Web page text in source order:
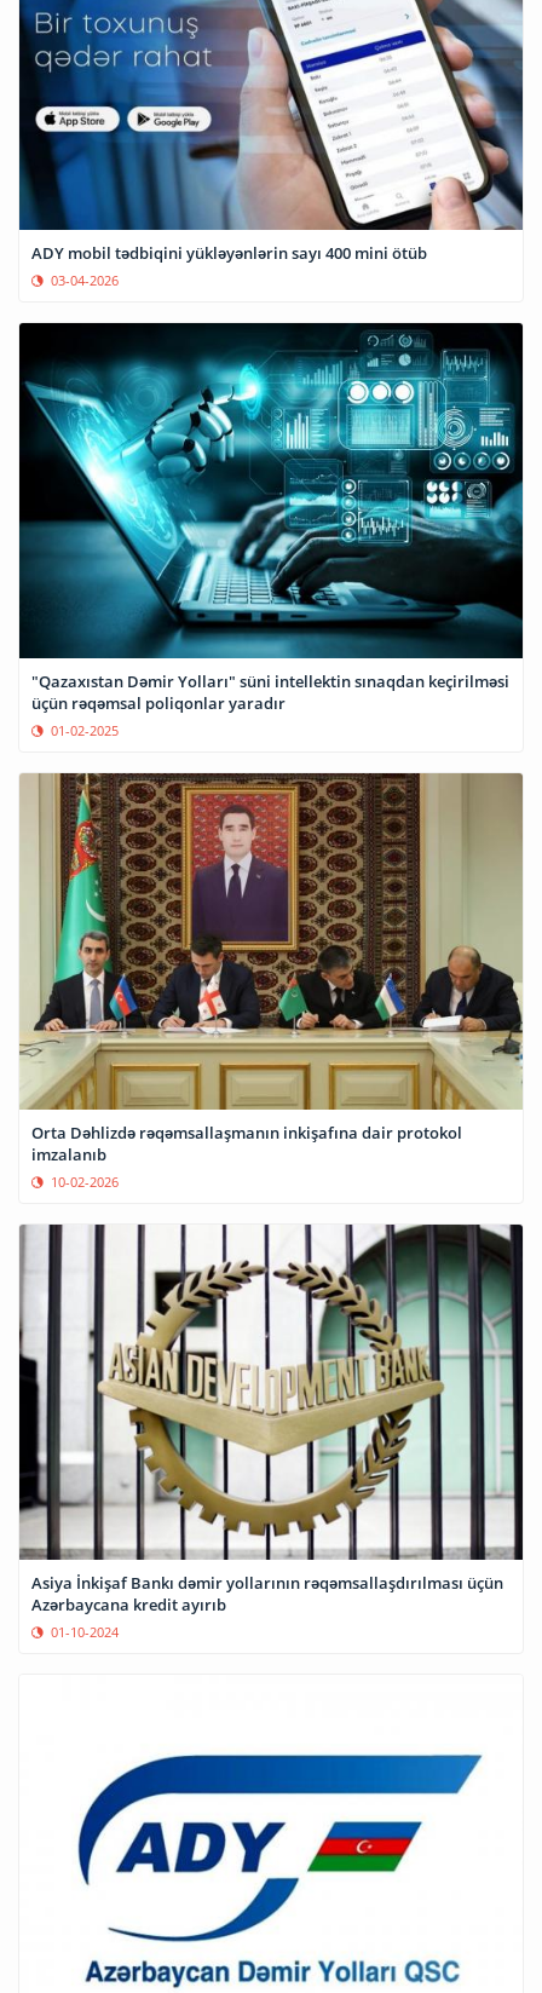
ADY mobil tədbiqini yükləyənlərin sayı 400 mini ötüb
03-04-2026
"Qazaxıstan Dəmir Yolları" süni intellektin sınaqdan keçirilməsi
üçün rəqəmsal poliqonlar yaradır
01-02-2025
Orta Dəhlizdə rəqəmsallaşmanın inkişafına dair protokol
imzalanıb
10-02-2026
Asiya İnkişaf Bankı dəmir yollarının rəqəmsallaşdırılması üçün
Azərbaycana kredit ayırıb
01-10-2024